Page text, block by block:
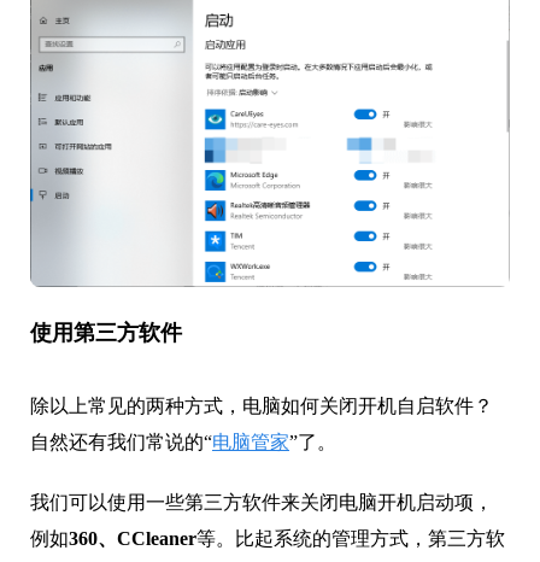
使用第三方软件
除以上常见的两种方式，电脑如何关闭开机自启软件？
自然还有我们常说的“电脑管家”了。
我们可以使用一些第三方软件来关闭电脑开机启动项，
例如360、CCleaner等。比起系统的管理方式，第三方软